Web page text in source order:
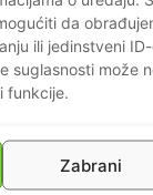
da
ili jedinstveni
suglasnosti može
funkcije.
Zabrani
- 16.05.2019